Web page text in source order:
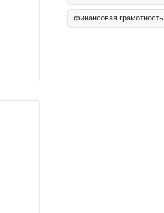
финансовая грамотность